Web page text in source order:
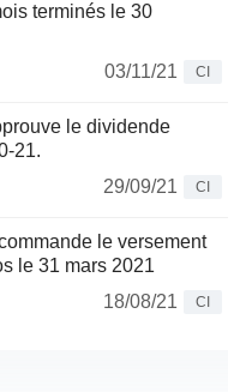
terminés le 30
03/11/21
CI
le dividende
21.
29/09/21
CI
le versement
le 31 mars 2021
18/08/21
CI